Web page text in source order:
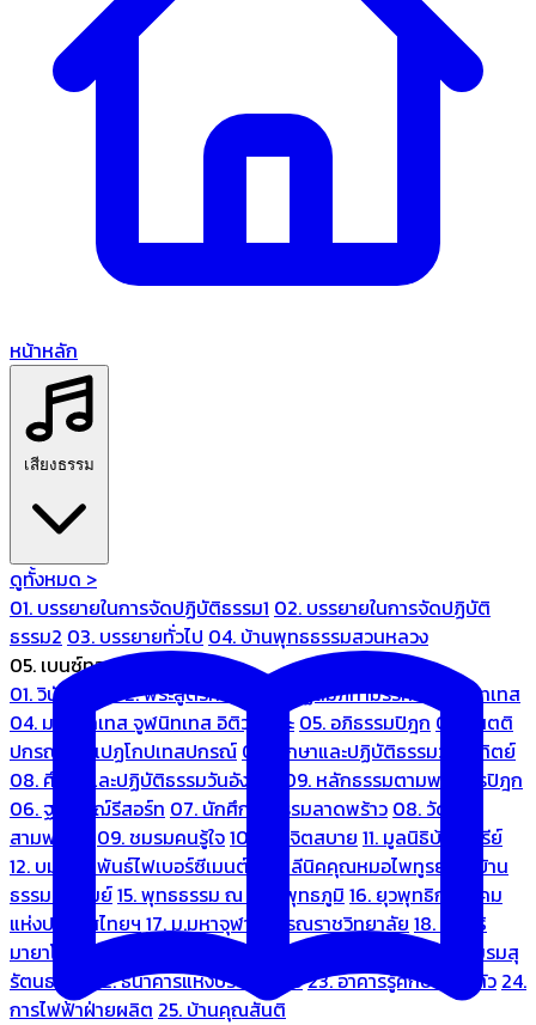
หน้าหลัก
เสียงธรรม
ดูทั้งหมด >
01. บรรยายในการจัดปฏิบัติธรรม1 02. บรรยายในการจัดปฏิบัติ
ธรรม2 03. บรรยายทั่วไป 04. บ้านพุทธธรรมสวนหลวง
05. เบนซ์ทองหล่อ
01. วินัยปิฎก
02. พระสูตรศึกษา
03. ปฏิสัมภิทามรรคและจูฬนิทเทส
04. มหานิทเทส จูฬนิทเทส อิติวุตตกะ 05. อภิธรรมปิฎก 06. เนตติ
ปกรณ์ และเปฏโกปเทสปกรณ์ 07. ศึกษาและปฏิบัติธรรมวันอาทิตย์
08. ศึกษาและปฏิบัติธรรมวันอังคาร
09. หลักธรรมตามพระไตรปิฎก
06. ฐณิชาฌ์รีสอร์ท 07. นักศึกษาธรรมลาดพร้าว 08. วัด
สามพระยา
09. ชมรมคนรู้ใจ10. บ้านจิตสบาย 11. มูลนิธิบ้านอารีย์
12. บมจ.มหพันธ์ไฟเบอร์ซีเมนต์
13. คลีนิคคุณหมอไพทูรย์
14. บ้าน
ธรรมะรื่นรมย์15. พุทธธรรม ณ แดนพุทธภูมิ 16. ยุวพุทธิกสมาคม
แห่งประเทศไทยฯ 17. ม.มหาจุฬาลงกรณราชวิทยาลัย 18. มูลนิธิ
มายาโคตมี
19. ariya wellness center
21. ชมรมสุ
รัตนธรรม
22. ธนาคารแห่งประเทศไทย23. อาคารรู้ศึกษารู้สึกตัว 24.
การไฟฟ้าฝ่ายผลิต 25. บ้านคุณสันติ